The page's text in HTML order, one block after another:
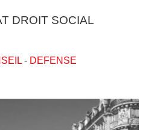
DROIT SOCIAL
- DEFENSE